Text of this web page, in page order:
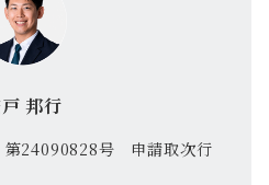
邦行
第24090828号 申請取次行